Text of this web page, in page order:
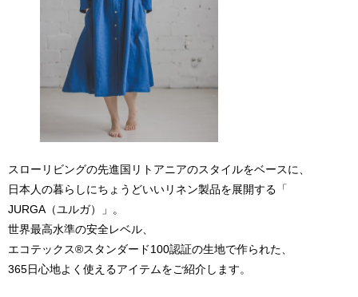
スローリビングの先進国リトアニアのスタイルをベースに、
日本人の暮らしにちょうどいいリネン製品を展開する「
JURGA（ユルガ）」。
世界最高水準の安全レベル、
エコテックス®スタンダード100認証の生地で作られた、
365日心地よく使えるアイテムをご紹介します。